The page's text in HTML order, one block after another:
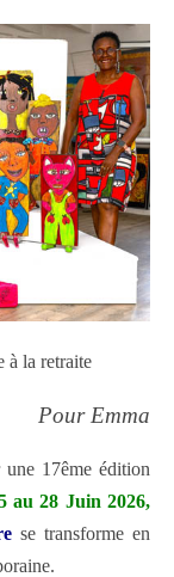
la retraite
Pour Emma
17ême édition
au 28 Juin 2026,
se transforme en